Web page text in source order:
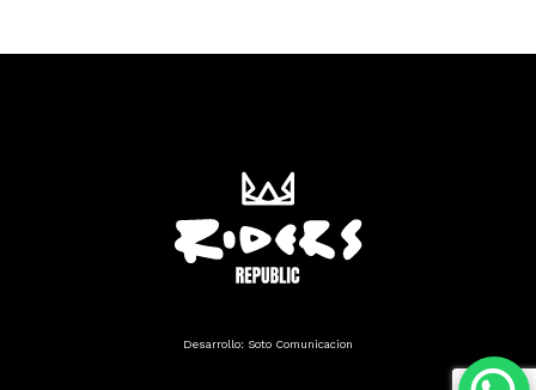
la
página
de
Desarrollo: Soto Comunicacion